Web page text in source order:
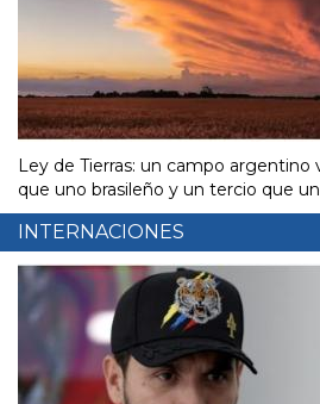
Ley de Tierras: un campo argentino
que uno brasileño y un tercio que
INTERNACIONES